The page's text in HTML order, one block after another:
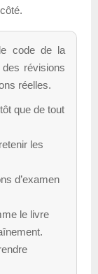
code de la
révisions
réelles.
que de tout
les
d’examen
le livre